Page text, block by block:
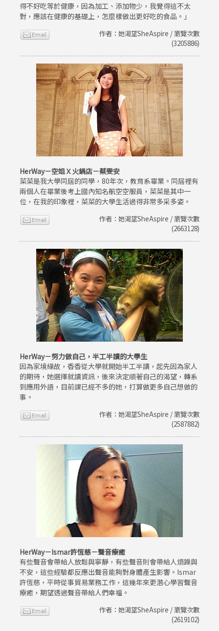
得不好吃等於健康，因為加工、添加物少，我覺得這不太
對，應該在健康的基礎上，怎麼樣做出更好吃的食品。」
作者：她渴望SheAspire / 瀏覽次數
(3205886)
HerWay－空姐Ｘ火鍋店－蔡雯安
菜菜是我大學同屆的同學，80年次，教育系畢業。同屆裡有
兩個人在畢業後考上國內知名航空空服員，菜菜是其中一
位，在我的印象裡，菜菜的大學生活過得非常多采多姿。
作者：她渴望SheAspire / 瀏覽次數
(2663128)
HerWay－努力做自己，半工半讀的大學生
因為家境緣故，香香從大學就開始半工半讀，起先因為家人
的期待，她選擇就讀資訊，後來決定順著自己的渴望，轉系
到應用外語，目前課已經不多的她，打算做更多自己想做的
事。
作者：她渴望SheAspire / 瀏覽次數
(2587882)
HerWay－Ismar許恆慈－聲音療癒
有些聲音會帶給人放鬆與寧靜，有些聲音則會帶給人煩躁與
不安，這些經驗都反應出聲音能夠對身體產生影響。Ismar
許恆慈，平時從事貿易業務工作，這幾年來更潛心學習聲音
療癒，期望透過聲音帶給人們幸福。
作者：她渴望SheAspire / 瀏覽次數
(2619102)